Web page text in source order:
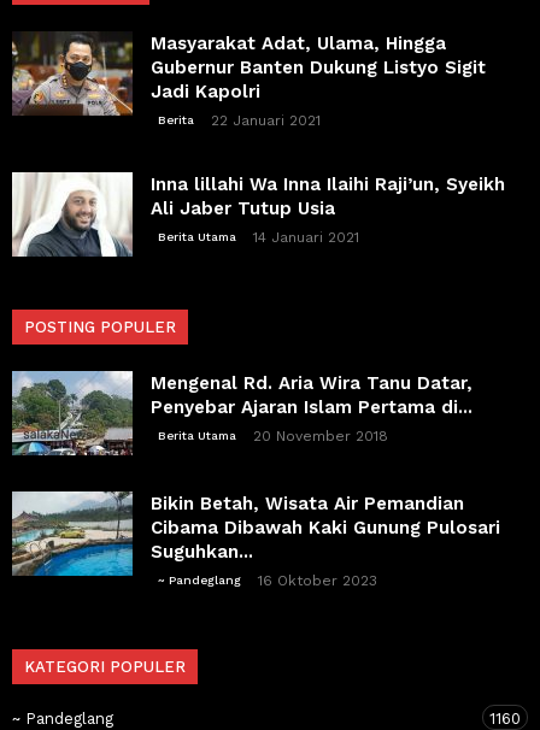
Masyarakat Adat, Ulama, Hingga
Gubernur Banten Dukung Listyo Sigit
Jadi Kapolri
Berita 22 Januari 2021
Inna lillahi Wa Inna Ilaihi Raji’un, Syeikh
Ali Jaber Tutup Usia
Berita Utama 14 Januari 2021
POSTING POPULER
Mengenal Rd. Aria Wira Tanu Datar,
Penyebar Ajaran Islam Pertama di...
Berita Utama 20 November 2018
Bikin Betah, Wisata Air Pemandian
Cibama Dibawah Kaki Gunung Pulosari
Suguhkan...
~ Pandeglang 16 Oktober 2023
KATEGORI POPULER
~ Pandeglang 1160